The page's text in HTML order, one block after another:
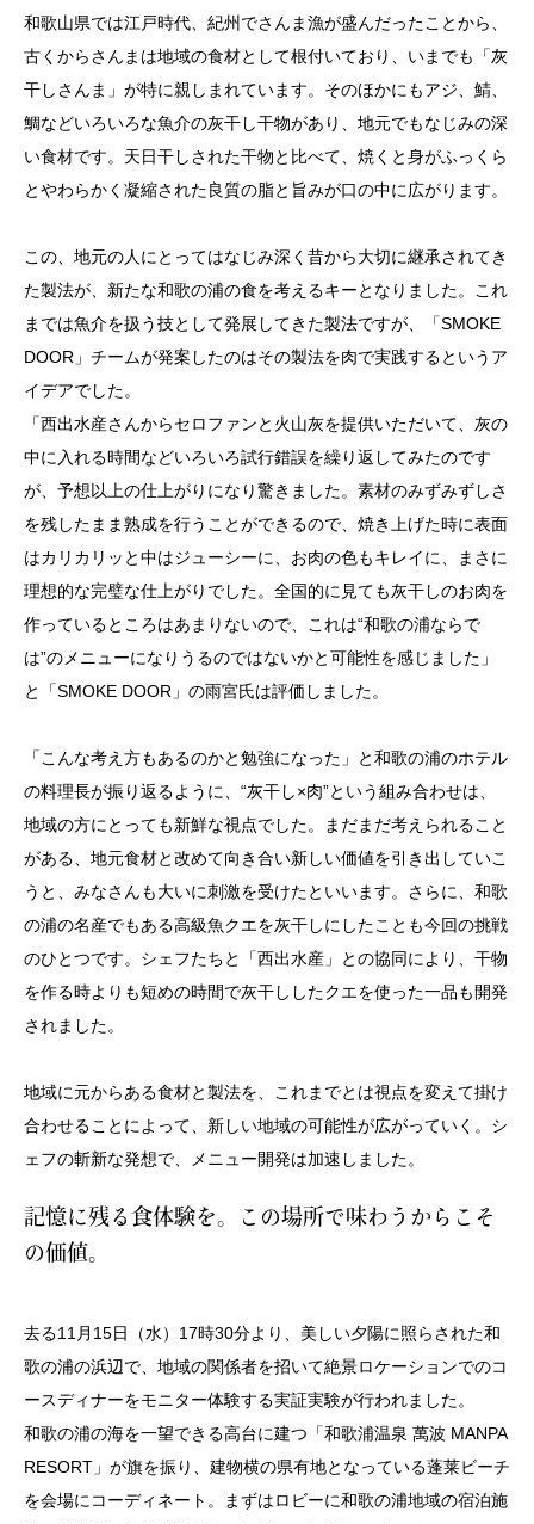
和歌山県では江戸時代、紀州でさんま漁が盛んだったことから、
古くからさんまは地域の食材として根付いており、いまでも「灰
干しさんま」が特に親しまれています。そのほかにもアジ、鯖、
鯛などいろいろな魚介の灰干し干物があり、地元でもなじみの深
い食材です。天日干しされた干物と比べて、焼くと身がふっくら
とやわらかく凝縮された良質の脂と旨みが口の中に広がります。
この、地元の人にとってはなじみ深く昔から大切に継承されてき
た製法が、新たな和歌の浦の食を考えるキーとなりました。これ
までは魚介を扱う技として発展してきた製法ですが、「SMOKE
DOOR」チームが発案したのはその製法を肉で実践するというア
イデアでした。
「西出水産さんからセロファンと火山灰を提供いただいて、灰の
中に入れる時間などいろいろ試行錯誤を繰り返してみたのです
が、予想以上の仕上がりになり驚きました。素材のみずみずしさ
を残したまま熟成を行うことができるので、焼き上げた時に表面
はカリカリッと中はジューシーに、お肉の色もキレイに、まさに
理想的な完璧な仕上がりでした。全国的に見ても灰干しのお肉を
作っているところはあまりないので、これは“和歌の浦ならで
は”のメニューになりうるのではないかと可能性を感じました」
と「SMOKE DOOR」の雨宮氏は評価しました。
「こんな考え方もあるのかと勉強になった」と和歌の浦のホテル
の料理長が振り返るように、“灰干し×肉”という組み合わせは、
地域の方にとっても新鮮な視点でした。まだまだ考えられること
がある、地元食材と改めて向き合い新しい価値を引き出していこ
うと、みなさんも大いに刺激を受けたといいます。さらに、和歌
の浦の名産でもある高級魚クエを灰干しにしたことも今回の挑戦
のひとつです。シェフたちと「西出水産」との協同により、干物
を作る時よりも短めの時間で灰干ししたクエを使った一品も開発
されました。
地域に元からある食材と製法を、これまでとは視点を変えて掛け
合わせることによって、新しい地域の可能性が広がっていく。シ
ェフの斬新な発想で、メニュー開発は加速しました。
記憶に残る食体験を。この場所で味わうからこそ
の価値。
去る11月15日（水）17時30分より、美しい夕陽に照らされた和
歌の浦の浜辺で、地域の関係者を招いて絶景ロケーションでのコ
ースディナーをモニター体験する実証実験が行われました。
和歌の浦の海を一望できる高台に建つ「和歌浦温泉 萬波 MANPA
RESORT」が旗を振り、建物横の県有地となっている蓬莱ビーチ
を会場にコーディネート。まずはロビーに和歌の浦地域の宿泊施